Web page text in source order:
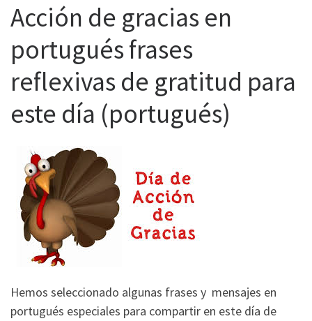
Acción de gracias en
portugués frases
reflexivas de gratitud para
este día (portugués)
Hemos seleccionado algunas frases y mensajes en
portugués especiales para compartir en este día de